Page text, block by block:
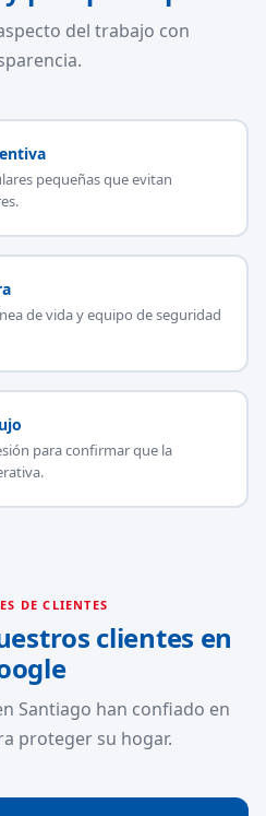
del trabajo con
pequeñas que evitan
de vida y equipo de seguridad
para confirmar que la
DE CLIENTES
clientes en
Santiago han confiado en
proteger su hogar.